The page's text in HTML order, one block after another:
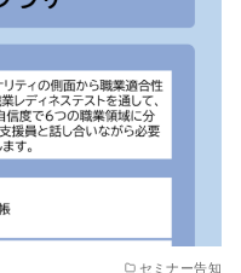
セミナー告知